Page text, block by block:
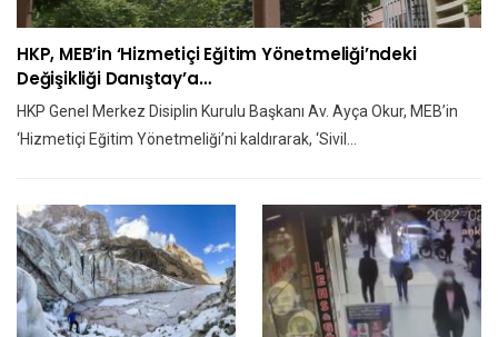
HKP, MEB’in ‘Hizmetiçi Eğitim Yönetmeliği’ndeki
Değişikliği Danıştay’a…
HKP Genel Merkez Disiplin Kurulu Başkanı Av. Ayça Okur, MEB’in
‘Hizmetiçi Eğitim Yönetmeliği’ni kaldırarak, ‘Sivil…